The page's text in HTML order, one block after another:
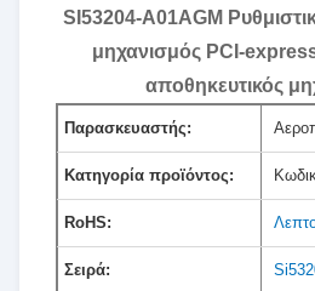
SI53204-A01AGM
μηχανισμός PCI-
αποθηκευτικός
Παρασκευαστής:
Κατηγορία προϊόντος:
RoHS:
Σειρά: